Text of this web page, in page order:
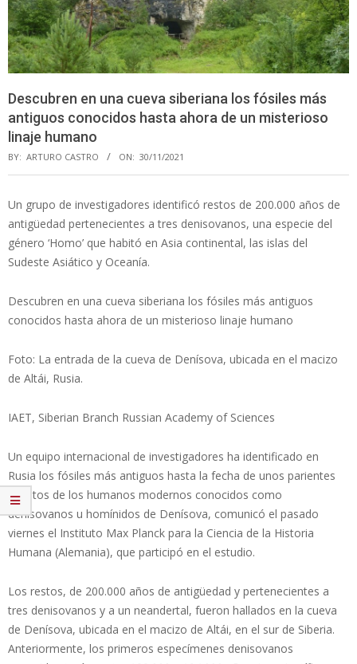
Descubren en una cueva siberiana los fósiles más
antiguos conocidos hasta ahora de un misterioso
linaje humano
BY: ARTURO CASTRO ON: 30/11/2021
Un grupo de investigadores identificó restos de 200.000 años de
antigüedad pertenecientes a tres denisovanos, una especie del
género ‘Homo’ que habitó en Asia continental, las islas del
Sudeste Asiático y Oceanía.
Descubren en una cueva siberiana los fósiles más antiguos
conocidos hasta ahora de un misterioso linaje humano
Foto: La entrada de la cueva de Denísova, ubicada en el macizo
de Altái, Rusia.
IAET, Siberian Branch Russian Academy of Sciences
Un equipo internacional de investigadores ha identificado en
Rusia los fósiles más antiguos hasta la fecha de unos parientes
extintos de los humanos modernos conocidos como
denisovanos u homínidos de Denísova, comunicó el pasado
viernes el Instituto Max Planck para la Ciencia de la Historia
Humana (Alemania), que participó en el estudio.
Los restos, de 200.000 años de antigüedad y pertenecientes a
tres denisovanos y a un neandertal, fueron hallados en la cueva
de Denísova, ubicada en el macizo de Altái, en el sur de Siberia.
Anteriormente, los primeros especímenes denisovanos